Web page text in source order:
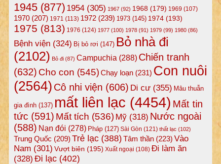
1945(877) 1954(305) 1967(92) 1968(179) 1969 (107)
1970(207) 1971 (113) 1972(239) 1973(145) 1974(193)
1975 (813) 1976 (124) 1977(100) 1978(91) 1979(99) 1980(86)
Bệnh viện(324) Bị bỏ rơi (147) Bỏ nhà đi
(2102) Bỏ đi(87) Campuchia (288) Chiến tranh
(632) Cho con (545)Chạy loạn(231) Con nuôi
(2564) Cô nhi viện (606) Di cư(355) Mâu thuẫn
gia đình(137) mất liên lạc (4454) Mất tin
tức(591) Mất tích (536) Mỹ(318) Nước ngoài
(588) Nạn đói (278) Pháp(127) Sài Gòn (121) thất lạc (102)
Trung Quốc (209) Trẻ lạc(388) Tâm thần(223) Vào
Nam (301) Vượt biên (195) Xuất ngoại (108) Đi làm ăn
(328) Đi lạc(402)